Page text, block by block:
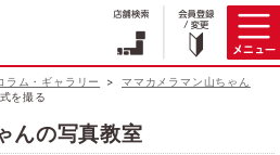
ラム・ギャラリー
ママカメラマン山ちゃん
を撮る
んの写真教室